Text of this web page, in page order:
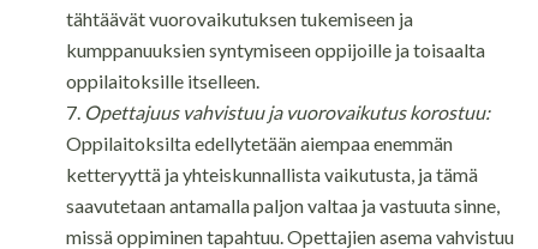
tähtäävät vuorovaikutuksen tukemiseen ja
kumppanuuksien syntymiseen oppijoille ja toisaalta
oppilaitoksille itselleen.
Opettajuus vahvistuu ja vuorovaikutus korostuu:
Oppilaitoksilta edellytetään aiempaa enemmän
ketteryyttä ja yhteiskunnallista vaikutusta, ja tämä
saavutetaan antamalla paljon valtaa ja vastuuta sinne,
missä oppiminen tapahtuu. Opettajien asema vahvistuu